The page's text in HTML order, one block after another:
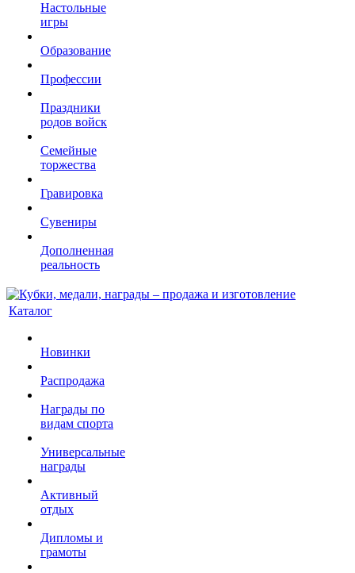
Настольные
игры
Образование
Профессии
Праздники
родов войск
Семейные
торжества
Гравировка
Сувениры
Дополненная
реальность
Каталог
Новинки
Распродажа
Награды по
видам спорта
Универсальные
награды
Активный
отдых
Дипломы и
грамоты